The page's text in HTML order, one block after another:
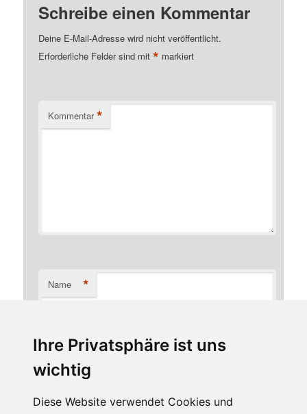
Ihre Privatsphäre ist uns
wichtig
Diese Website verwendet Cookies und
Schreibe einen Kommentar
Deine E-Mail-Adresse wird nicht veröffentlicht.
Erforderliche Felder sind mit* markiert
Kommentar *
Name *
E-Mail-Adresse *